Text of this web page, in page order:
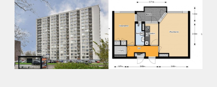
Huisdieren toegestaan: Afhankelijk van de Eigenaar
Huurtoeslag grens: Ja
Geschikt voor studenten: Afhankelijk van de Eigenaar